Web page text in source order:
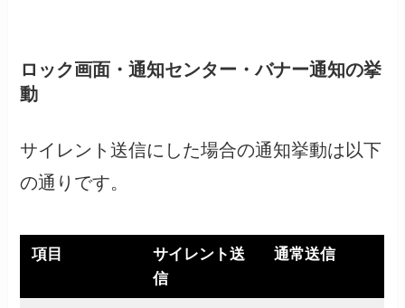
ロック画面・通知センター・バナー通知の挙
動
サイレント送信にした場合の通知挙動は以下
の通りです。
項目
サイレント送
信
通常送信